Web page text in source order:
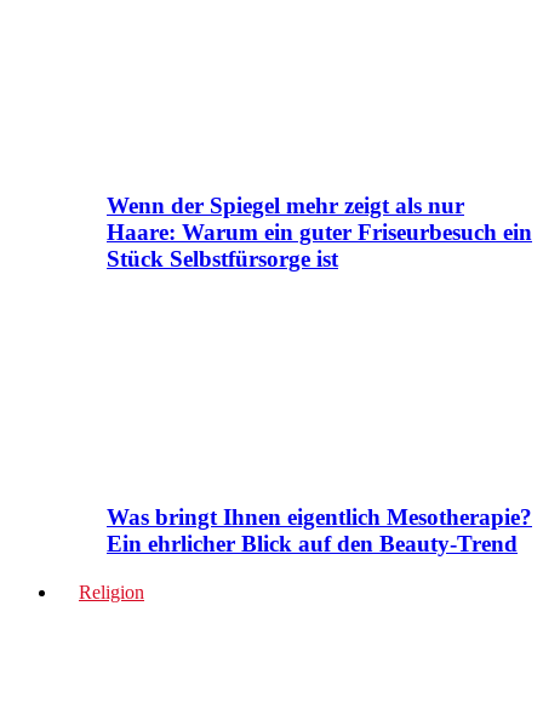
Wenn der Spiegel mehr zeigt als nur
Haare: Warum ein guter Friseurbesuch ein
Stück Selbstfürsorge ist
Was bringt Ihnen eigentlich Mesotherapie?
Ein ehrlicher Blick auf den Beauty-Trend
Religion